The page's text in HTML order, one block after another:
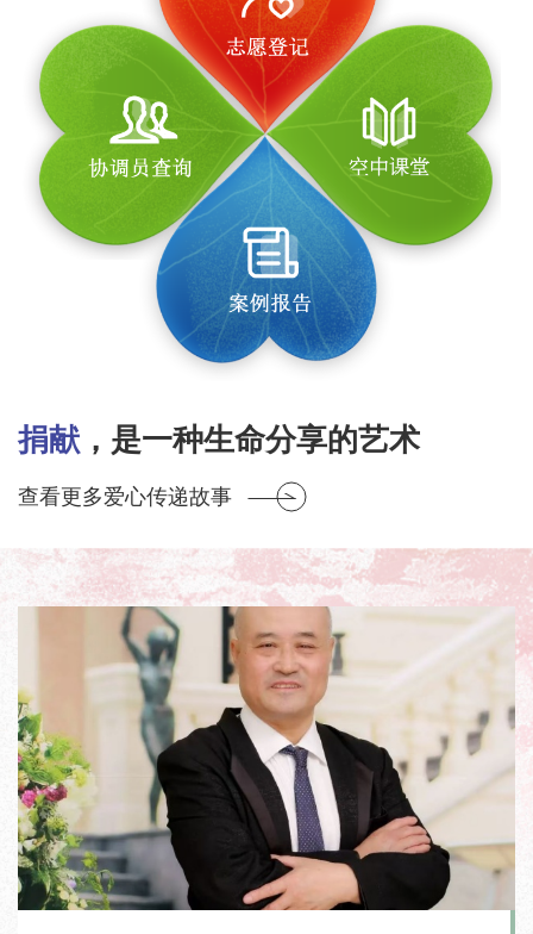
捐献 ，是一种生命分享的艺术
查看更多爱心传递故事